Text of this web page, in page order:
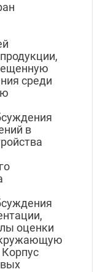
среди
в
оценки